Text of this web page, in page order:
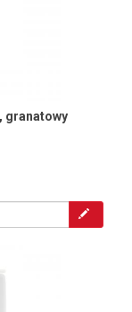
granatowy